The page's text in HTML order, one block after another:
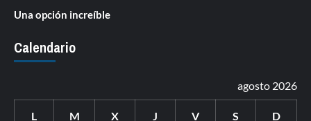
Una opción increíble
Calendario
agosto 2026
L M X J V S D